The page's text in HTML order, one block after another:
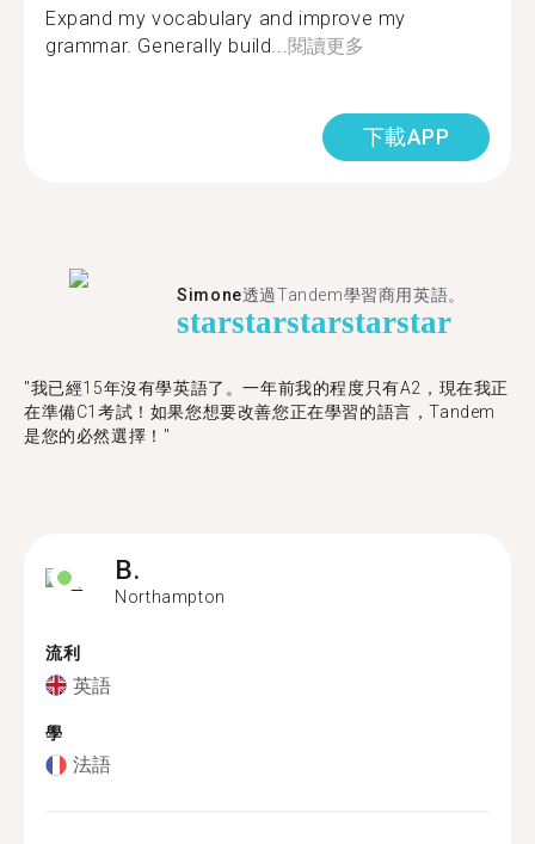
Expand my vocabulary and improve my
grammar. Generally build...閱讀更多
下載APP
Simone透過Tandem學習商用英語。
starstarstarstarstar
"我已經15年沒有學英語了。一年前我的程度只有A2，現在我正
在準備C1考試！如果您想要改善您正在學習的語言，Tandem
是您的必然選擇！"
B.
Northampton
流利
英語
學
法語